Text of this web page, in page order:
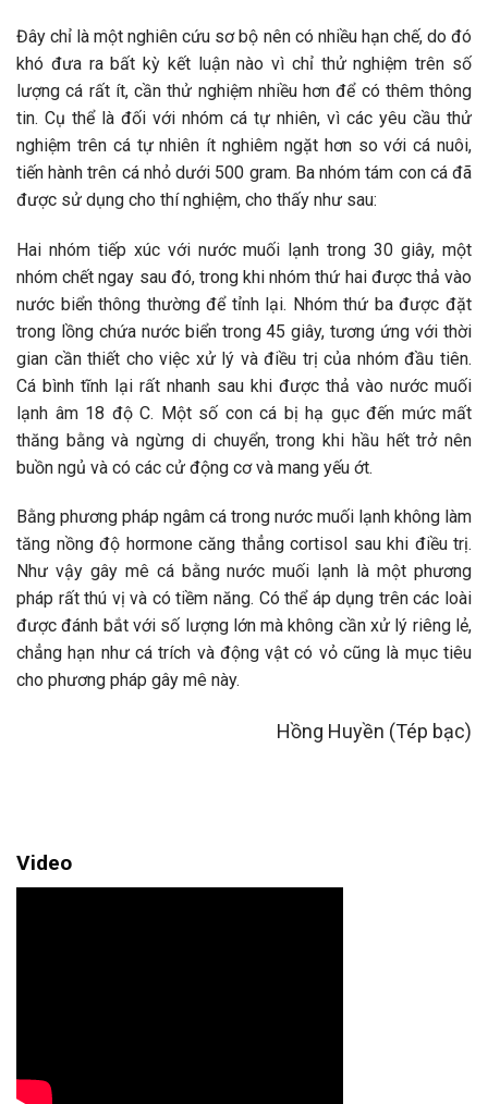
Đây chỉ là một nghiên cứu sơ bộ nên có nhiều hạn chế, do đó
khó đưa ra bất kỳ kết luận nào vì chỉ thử nghiệm trên số
lượng cá rất ít, cần thử nghiệm nhiều hơn để có thêm thông
tin. Cụ thể là đối với nhóm cá tự nhiên, vì các yêu cầu thử
nghiệm trên cá tự nhiên ít nghiêm ngặt hơn so với cá nuôi,
tiến hành trên cá nhỏ dưới 500 gram. Ba nhóm tám con cá đã
được sử dụng cho thí nghiệm, cho thấy như sau:
Hai nhóm tiếp xúc với nước muối lạnh trong 30 giây, một
nhóm chết ngay sau đó, trong khi nhóm thứ hai được thả vào
nước biển thông thường để tỉnh lại. Nhóm thứ ba được đặt
trong lồng chứa nước biển trong 45 giây, tương ứng với thời
gian cần thiết cho việc xử lý và điều trị của nhóm đầu tiên.
Cá bình tĩnh lại rất nhanh sau khi được thả vào nước muối
lạnh âm 18 độ C. Một số con cá bị hạ gục đến mức mất
thăng bằng và ngừng di chuyển, trong khi hầu hết trở nên
buồn ngủ và có các cử động cơ và mang yếu ớt.
Bằng phương pháp ngâm cá trong nước muối lạnh không làm
tăng nồng độ hormone căng thẳng cortisol sau khi điều trị.
Như vậy gây mê cá bằng nước muối lạnh là một phương
pháp rất thú vị và có tiềm năng. Có thể áp dụng trên các loài
được đánh bắt với số lượng lớn mà không cần xử lý riêng lẻ,
chẳng hạn như cá trích và động vật có vỏ cũng là mục tiêu
cho phương pháp gây mê này.
Hồng Huyền (Tép bạc)
Video